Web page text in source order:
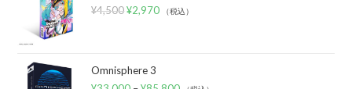
¥4,500 ¥2,970 （税込）
Omnisphere 3